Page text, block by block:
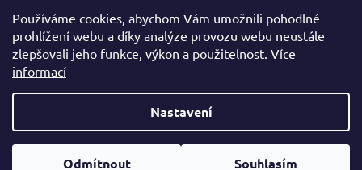
Používáme cookies, abychom Vám umožnili pohodlné
prohlížení webu a díky analýze provozu webu neustále
zlepšovali jeho funkce, výkon a použitelnost. Více
informací
Nastavení
Odmítnout Souhlasím
Přijímáme online platby
Vytvořil Shoptet